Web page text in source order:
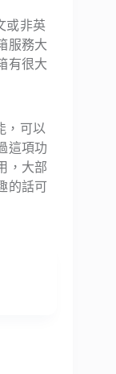
或非英
服務大
有很大
，可以
這項功
，大部
的話可